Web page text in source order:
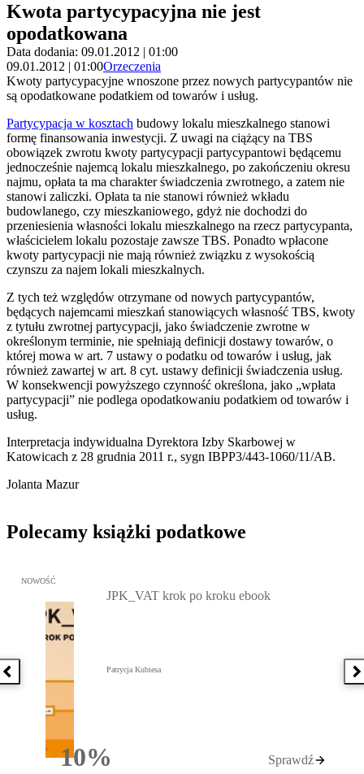
Kwota partycypacyjna nie jest
opodatkowana
Data dodania: 09.01.2012 | 01:00
09.01.2012 | 01:00Orzeczenia
Kwoty partycypacyjne wnoszone przez nowych partycypantów nie
są opodatkowane podatkiem od towarów i usług.
Partycypacja w kosztach budowy lokalu mieszkalnego stanowi
formę finansowania inwestycji. Z uwagi na ciążący na TBS
obowiązek zwrotu kwoty partycypacji partycypantowi będącemu
jednocześnie najemcą lokalu mieszkalnego, po zakończeniu okresu
najmu, opłata ta ma charakter świadczenia zwrotnego, a zatem nie
stanowi zaliczki. Opłata ta nie stanowi również wkładu
budowlanego, czy mieszkaniowego, gdyż nie dochodzi do
przeniesienia własności lokalu mieszkalnego na rzecz partycypanta,
właścicielem lokalu pozostaje zawsze TBS. Ponadto wpłacone
kwoty partycypacji nie mają również związku z wysokością
czynszu za najem lokali mieszkalnych.
Z tych też względów otrzymane od nowych partycypantów,
będących najemcami mieszkań stanowiących własność TBS, kwoty
z tytułu zwrotnej partycypacji, jako świadczenie zwrotne w
określonym terminie, nie spełniają definicji dostawy towarów, o
której mowa w art. 7 ustawy o podatku od towarów i usług, jak
również zawartej w art. 8 cyt. ustawy definicji świadczenia usług.
W konsekwencji powyższego czynność określona, jako „wpłata
partycypacji” nie podlega opodatkowaniu podatkiem od towarów i
usług.
Interpretacja indywidualna Dyrektora Izby Skarbowej w
Katowicach z 28 grudnia 2011 r., sygn IBPP3/443-1060/11/AB.
Jolanta Mazur
Polecamy książki podatkowe
Poprzednia książka
Przejdź do: JPK_VAT krok po kroku ebook, Patrycja Kubiesa -
NOWOŚĆ
10%
JPK_VAT krok po kroku ebook
Patrycja Kubiesa
Sprawdź